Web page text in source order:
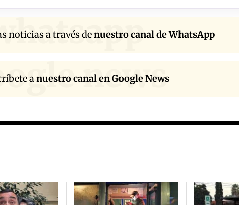
noticias a través denuestro canal de WhatsApp
news
anuestro canal en Google News